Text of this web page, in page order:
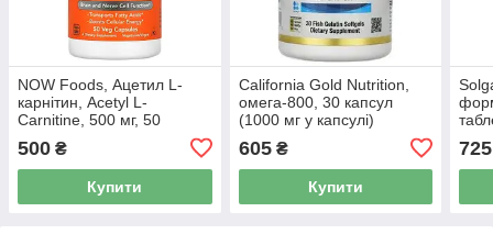
NOW Foods, Ацетил L-
карнітин, Acetyl L-
Carnitine, 500 мг, 50
500 ₴
Купити
California Gold Nutrition,
омега-800, 30 капсул
(1000 мг у капсулі)
605₴
Купити
725